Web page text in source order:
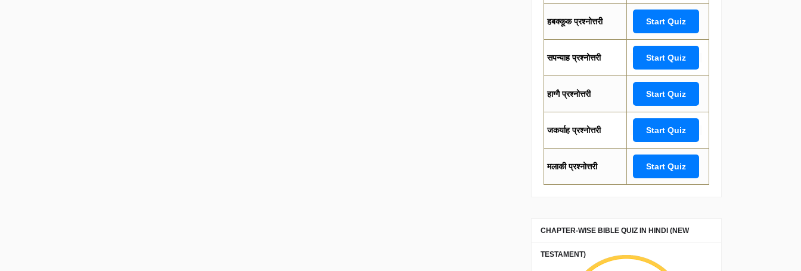
हबक्कूक प्रश्नोत्तरी Start Quiz
सपन्याह प्रश्नोत्तरी Start Quiz
हाग्गै प्रश्नोत्तरी Start Quiz
जकर्याह प्रश्नोत्तरी Start Quiz
मलाकी प्रश्नोत्तरी Start Quiz
CHAPTER-WISE BIBLE QUIZ IN HINDI (NEW
TESTAMENT)